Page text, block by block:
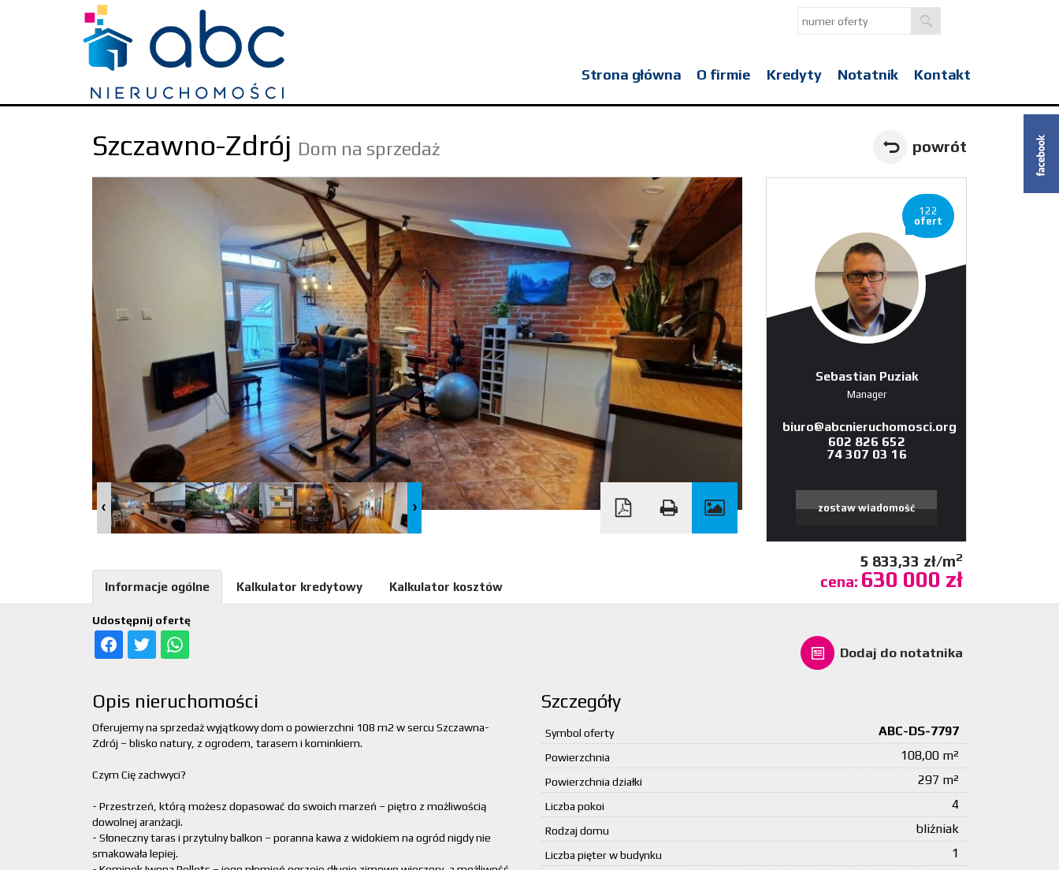
Strona główna O firmie Kredyty Notatnik Kontakt
Szczawno-Zdrój Dom na sprzedaż powrót
122
ofert
Sebastian Puziak
Manager
biuro@abcnieruchomosci.org
602 826 652
74 307 03 16
zostaw wiadomość
5 833,33 zł/m2
cena: 630 000 zł
Dodaj do notatnika
Udostępnij ofertę
Informacje ogólne Kalkulator kredytowy Kalkulator kosztów
Opis nieruchomości
Oferujemy na sprzedaż wyjątkowy dom o powierzchni 108 m2 w sercu Szczawna-
Zdrój – blisko natury, z ogrodem, tarasem i kominkiem.
Czym Cię zachwyci?
- Przestrzeń, którą możesz dopasować do swoich marzeń – piętro z możliwością
dowolnej aranżacji.
- Słoneczny taras i przytulny balkon – poranna kawa z widokiem na ogród nigdy nie
smakowała lepiej.
Szczegóły
Symbol oferty ABC-DS-7797
Powierzchnia 108,00 m²
Powierzchnia działki 297 m²
Liczba pokoi 4
Rodzaj domu bliźniak
Liczba pięter w budynku 1